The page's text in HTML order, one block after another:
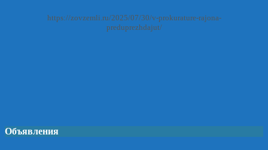
https://zovzemli.ru/2025/07/30/v-prokurature-rajona-
preduprezhdajut/
Объявления